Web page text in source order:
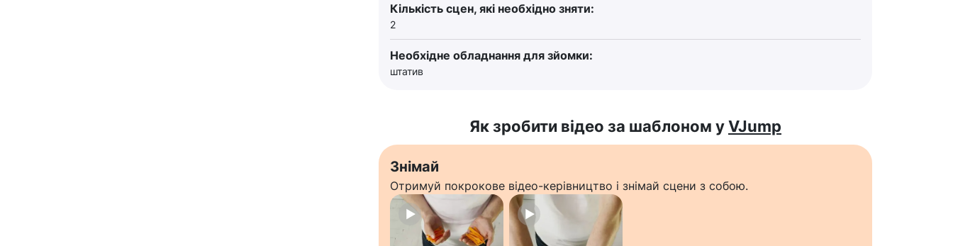
Кількість сцен, які необхідно зняти:
2
Необхідне обладнання для зйомки:
штатив
Як зробити відео за шаблоном уVJump
Знімай
Отримуй покрокове відео-керівництво і знімай сцени з собою.